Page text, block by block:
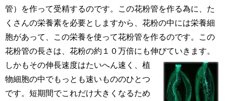
管）を作って受精するのです。この花粉管を作る為に、た
くさんの栄養素を必要としますから、花粉の中には栄養細
胞があって、この栄養を使って花粉管を作るのです。この
花粉管の長さは、花粉の約１０万倍にも伸びていきます。
しかもその伸長速度はたいへん速く、植
物細胞の中でもっとも速いもののひとつ
です。短期間でこれだけ大きくなるため